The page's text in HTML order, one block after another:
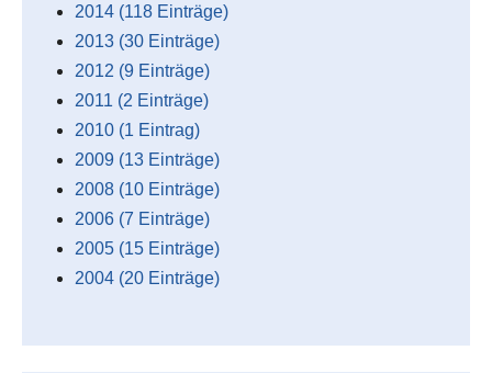
2014 (118 Einträge)
2013 (30 Einträge)
2012 (9 Einträge)
2011 (2 Einträge)
2010 (1 Eintrag)
2009 (13 Einträge)
2008 (10 Einträge)
2006 (7 Einträge)
2005 (15 Einträge)
2004 (20 Einträge)